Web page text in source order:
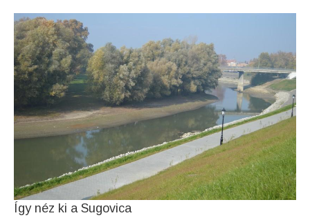
Így néz ki a Sugovica